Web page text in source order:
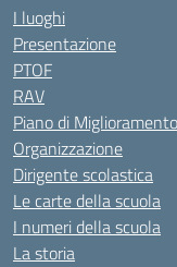
I luoghi
Presentazione
PTOF
RAV
Piano di Miglioramento
Organizzazione
Dirigente scolastica
Le carte della scuola
I numeri della scuola
La storia